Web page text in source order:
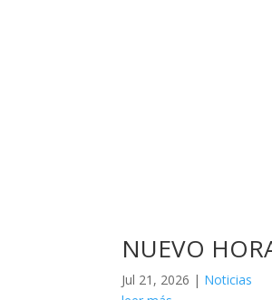
NUEVO
Jul 21, 2026 | Noticias